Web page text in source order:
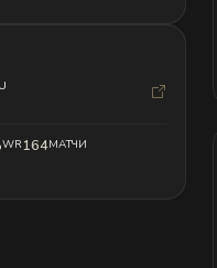
WR164МАТЧИ